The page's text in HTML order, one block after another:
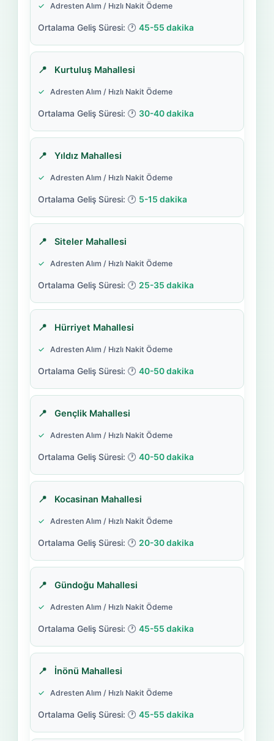
Adresten Alım / Hızlı Nakit Ödeme
45-55 dakika
Kurtuluş Mahallesi
Adresten Alım / Hızlı Nakit Ödeme
30-40 dakika
Yıldız Mahallesi
Adresten Alım / Hızlı Nakit Ödeme
5-15 dakika
Siteler Mahallesi
Adresten Alım / Hızlı Nakit Ödeme
25-35 dakika
Hürriyet Mahallesi
Adresten Alım / Hızlı Nakit Ödeme
40-50 dakika
Gençlik Mahallesi
Adresten Alım / Hızlı Nakit Ödeme
40-50 dakika
Kocasinan Mahallesi
Adresten Alım / Hızlı Nakit Ödeme
20-30 dakika
Gündoğu Mahallesi
Adresten Alım / Hızlı Nakit Ödeme
45-55 dakika
İnönü Mahallesi
Adresten Alım / Hızlı Nakit Ödeme
45-55 dakika